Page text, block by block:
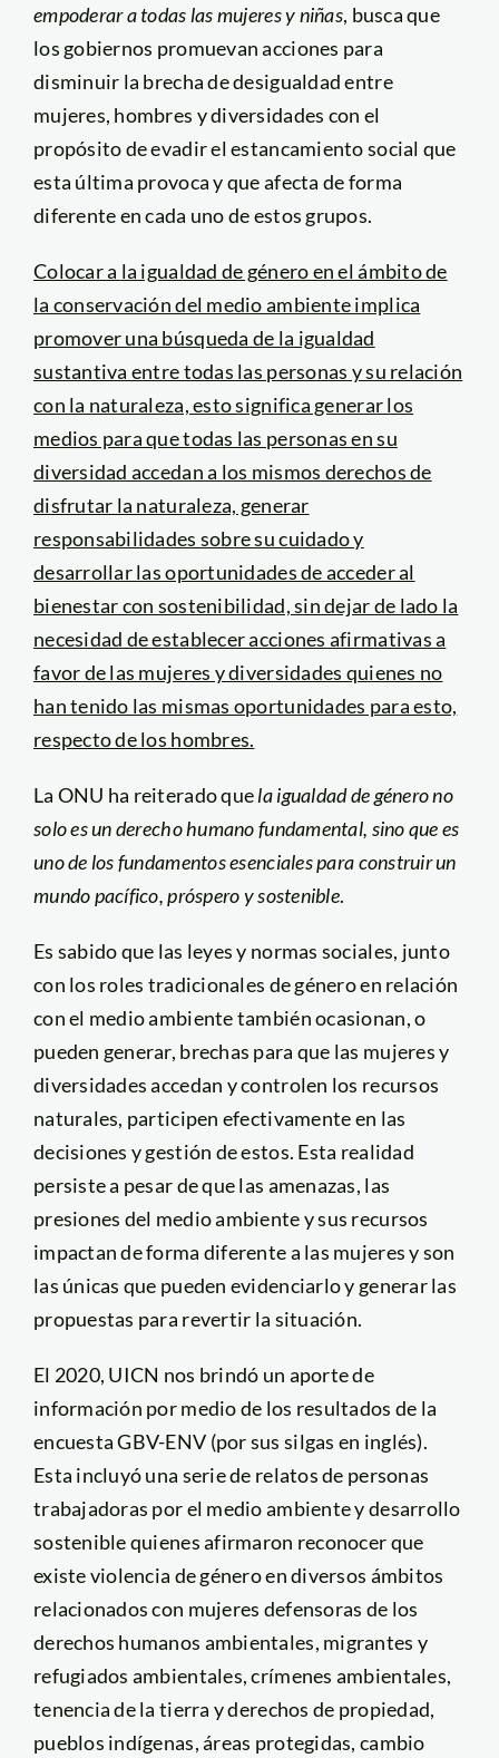
empoderar a todas las mujeres y niñas, busca que
los gobiernos promuevan acciones para
disminuir la brecha de desigualdad entre
mujeres, hombres y diversidades con el
propósito de evadir el estancamiento social que
esta última provoca y que afecta de forma
diferente en cada uno de estos grupos.
Colocar a la igualdad de género en el ámbito de
la conservación del medio ambiente implica
promover una búsqueda de la igualdad
sustantiva entre todas las personas y su relación
con la naturaleza, esto significa generar los
medios para que todas las personas en su
diversidad accedan a los mismos derechos de
disfrutar la naturaleza, generar
responsabilidades sobre su cuidado y
desarrollar las oportunidades de acceder al
bienestar con sostenibilidad, sin dejar de lado la
necesidad de establecer acciones afirmativas a
favor de las mujeres y diversidades quienes no
han tenido las mismas oportunidades para esto,
respecto de los hombres.
La ONU ha reiterado quela igualdad de género no
solo es un derecho humano fundamental, sino que es
uno de los fundamentos esenciales para construir un
mundo pacífico, próspero y sostenible.
Es sabido que las leyes y normas sociales, junto
con los roles tradicionales de género en relación
con el medio ambiente también ocasionan, o
pueden generar, brechas para que las mujeres y
diversidades accedan y controlen los recursos
naturales, participen efectivamente en las
decisiones y gestión de estos. Esta realidad
persiste a pesar de que las amenazas, las
presiones del medio ambiente y sus recursos
impactan de forma diferente a las mujeres y son
las únicas que pueden evidenciarlo y generar las
propuestas para revertir la situación.
El 2020, UICN nos brindó un aporte de
información por medio de los resultados de la
encuesta GBV-ENV (por sus silgas en inglés).
Esta incluyó una serie de relatos de personas
trabajadoras por el medio ambiente y desarrollo
sostenible quienes afirmaron reconocer que
existe violencia de género en diversos ámbitos
relacionados con mujeres defensoras de los
derechos humanos ambientales, migrantes y
refugiados ambientales, crímenes ambientales,
tenencia de la tierra y derechos de propiedad,
pueblos indígenas, áreas protegidas, cambio